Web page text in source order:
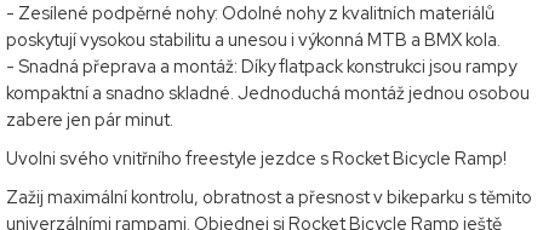
- Zesílené podpěrné nohy: Odolné nohy z kvalitních materiálů
poskytují vysokou stabilitu a unesou i výkonná MTB a BMX kola.
- Snadná přeprava a montáž: Díky flatpack konstrukci jsou rampy
kompaktní a snadno skladné. Jednoduchá montáž jednou osobou
zabere jen pár minut.
Uvolni svého vnitřního freestyle jezdce s Rocket Bicycle Ramp!
Zažij maximální kontrolu, obratnost a přesnost v bikeparku s těmito
univerzálními rampami. Objednej si Rocket Bicycle Ramp ještě